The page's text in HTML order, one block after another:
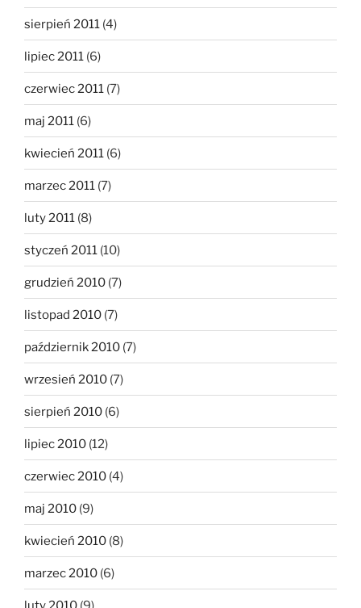
sierpień 2011 (4)
lipiec 2011 (6)
czerwiec 2011 (7)
maj 2011 (6)
kwiecień 2011 (6)
marzec 2011 (7)
luty 2011 (8)
styczeń 2011 (10)
grudzień 2010 (7)
listopad 2010 (7)
październik 2010 (7)
wrzesień 2010 (7)
sierpień 2010 (6)
lipiec 2010 (12)
czerwiec 2010 (4)
maj 2010 (9)
kwiecień 2010 (8)
marzec 2010 (6)